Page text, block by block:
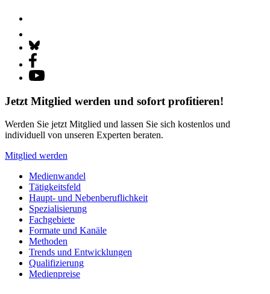
Jetzt Mitglied werden und sofort profitieren!
Werden Sie jetzt Mitglied und lassen Sie sich kostenlos und
individuell von unseren Experten beraten.
Mitglied werden
Medienwandel
Tätigkeitsfeld
Haupt- und Nebenberuflichkeit
Spezialisierung
Fachgebiete
Formate und Kanäle
Methoden
Trends und Entwicklungen
Qualifizierung
Medienpreise